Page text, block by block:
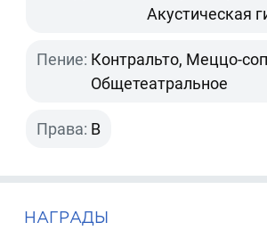
Акустическая
Пение: Контральто, Меццо-
Общетеатральное
Права: B
НАГРАДЫ